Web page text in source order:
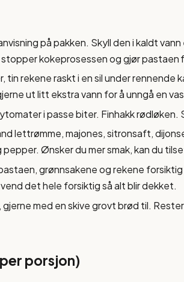
på pakken. Skyll den i kaldt
kokeprosessen og gjør pastaen
tin rekene raskt i en sil under rennende
ut litt ekstra vann for å unngå en
i passe biter. Finhakk rødløken.
lettrømme, majones, sitronsaft,
pepper. Ønsker du mer smak, kan du
grønnsakene og rekene forsiktig
det hele forsiktig så alt blir dekket.
med en skive grovt brød til.
porsjon)